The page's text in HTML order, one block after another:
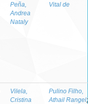
Peña,
Andrea
Nataly
Vital de
Vilela,
Cristina
Pulino Filho,
Athail Rangel;